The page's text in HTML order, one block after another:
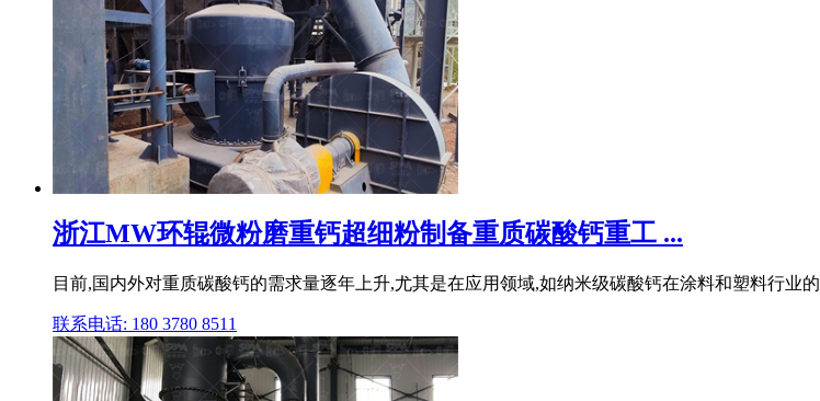
浙江MW环辊微粉磨重钙超细粉制备重质碳酸钙重工 ...
目前,国内外对重质碳酸钙的需求量逐年上升,尤其是在应用领域,如纳米级碳酸钙在涂料和塑料行业的
联系电话: 180 3780 8511